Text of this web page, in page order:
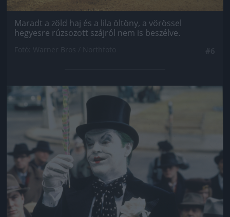
Maradt a zöld haj és a lila öltöny, a vörössel
hegyesre rúzsozott szájról nem is beszélve.
Jön még kép!